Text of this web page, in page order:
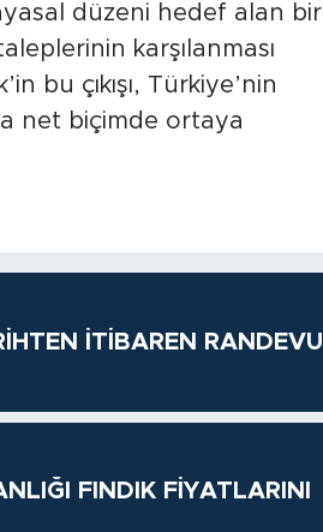
düzeni hedef alan bir
karşılanması
bu çıkışı, Türkiye’nin
net biçimde ortaya
İTİBAREN RANDEVU
FINDIK FİYATLARINI